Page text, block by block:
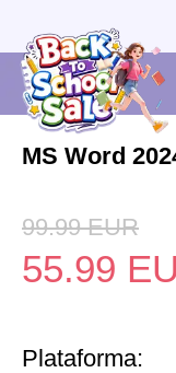
MS Word
99.99 EUR
55.99
Plataforma: